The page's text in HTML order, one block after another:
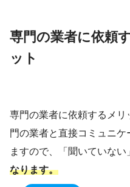
専門の業者に依頼
ット
専門の業者に依頼するメ
門の業者と直接コミュニ
ますので、「聞いていない
なります。